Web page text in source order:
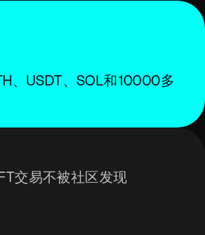
、USDT、SOL和10000多
交易不被社区发现